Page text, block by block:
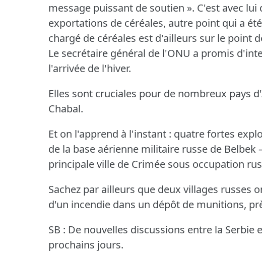
message puissant de soutien ». C'est avec lui
exportations de céréales, autre point qui a
chargé de céréales est d'ailleurs sur le point
Le secrétaire général de l'ONU a promis
l'arrivée de l'hiver.
Elles sont cruciales pour de nombreux pays
Chabal.
Et on l'apprend à l'instant : quatre fortes
de la base aérienne militaire russe de Belbek
principale ville de Crimée sous occupation
Sachez par ailleurs que deux villages russes
d'un incendie dans un dépôt de munitions,
SB : De nouvelles discussions entre la Serbie
prochains jours.